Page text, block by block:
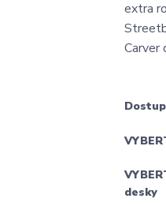
extra
Carver
desky